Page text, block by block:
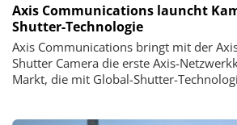
Axis Communications launcht
Shutter-Technologie
Axis Communications bringt mit der
Shutter Camera die erste Axis-
Markt, die mit Global-Shutter-